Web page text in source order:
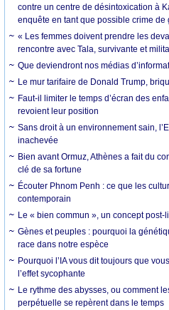
contre un centre de désintoxication à
enquête en tant que possible crime
« Les femmes doivent prendre les
rencontre avec Tala, survivante et
Que deviendront nos médias
Le mur tarifaire de Donald Trump,
Faut-il limiter le temps d’écran des
revoient leur position
Sans droit à un environnement sain,
inachevée
Bien avant Ormuz, Athènes a fait du
clé de sa fortune
Écouter Phnom Penh : ce que les
contemporain
Le « bien commun », un concept post-
Gènes et peuples : pourquoi la
race dans notre espèce
Pourquoi l’IA vous dit toujours que
l’effet sycophante
Le rythme des abysses, ou comment
perpétuelle se repèrent dans le temps